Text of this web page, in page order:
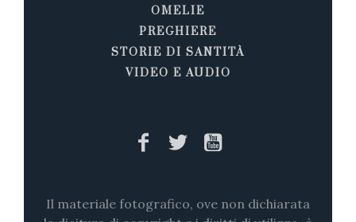
OMELIE
PREGHIERE
STORIE DI SANTITÀ
VIDEO E AUDIO
Il materiale fotografico, ove non dichiarata